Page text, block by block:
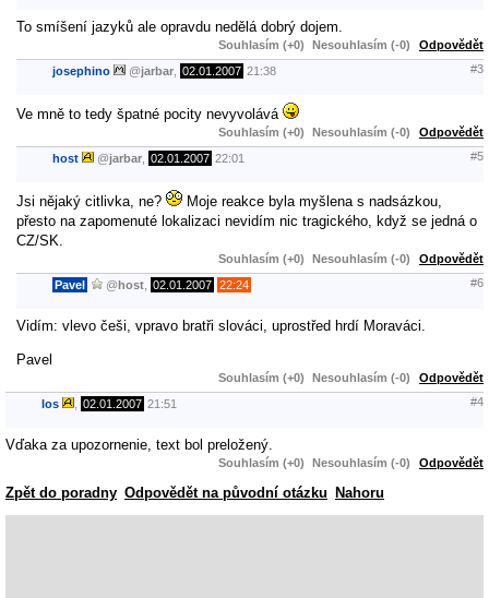
To smíšení jazyků ale opravdu nedělá dobrý dojem.
Souhlasím (+0) Nesouhlasím (-0) Odpovědět
josephino @jarbar 02.01.2007 21:38 #3
Ve mně to tedy špatné pocity nevyvolává
Souhlasím (+0) Nesouhlasím (-0) Odpovědět
host @jarbar 02.01.2007 22:01 #5
Jsi nějaký citlivka, ne?
Moje reakce byla myšlena s nadsázkou,
přesto na zapomenuté lokalizaci nevidím nic tragického, když se jedná o
CZ/SK.
Souhlasím (+0) Nesouhlasím (-0) Odpovědět
Pavel @host 02.01.2007 22:24 #6
Vidím: vlevo češi, vpravo bratři slováci, uprostřed hrdí Moraváci.
Pavel
Souhlasím (+0) Nesouhlasím (-0) Odpovědět
los 02.01.2007 21:51 #4
Vďaka za upozornenie, text bol preložený.
Souhlasím (+0) Nesouhlasím (-0) Odpovědět
Zpět do poradny Odpovědět na původní otázku Nahoru